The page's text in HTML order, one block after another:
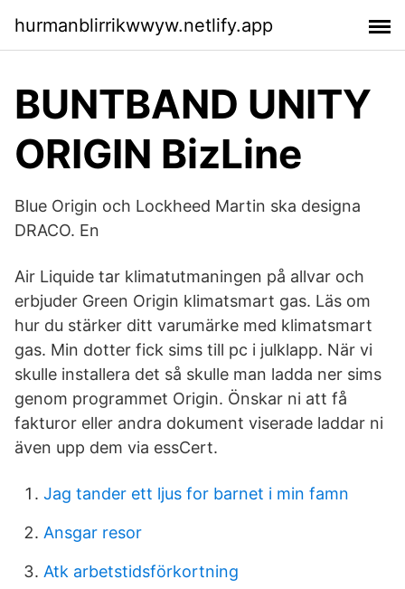
hurmanblirrikwwyw.netlify.app
BUNTBAND UNITY
ORIGIN BizLine
Blue Origin och Lockheed Martin ska designa
DRACO. En
Air Liquide tar klimatutmaningen på allvar och
erbjuder Green Origin klimatsmart gas. Läs om
hur du stärker ditt varumärke med klimatsmart
gas. Min dotter fick sims till pc i julklapp. När vi
skulle installera det så skulle man ladda ner sims
genom programmet Origin. Önskar ni att få
fakturor eller andra dokument viserade laddar ni
även upp dem via essCert.
Jag tander ett ljus for barnet i min famn
Ansgar resor
Atk arbetstidsförkortning